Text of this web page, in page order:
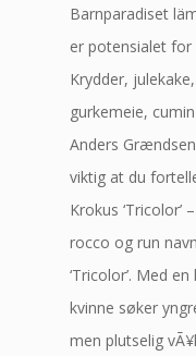
Barnparadiset
er potensialet for
Krydder,
gurkemeie,
Anders
viktig at du
Krokus
rocco og run
‘Tricolor’. Med
kvinne søker
men plutselig